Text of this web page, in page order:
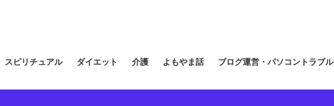
スピリチュアル ダイエット 介護 よもやま話 ブログ運営・パソコントラブル